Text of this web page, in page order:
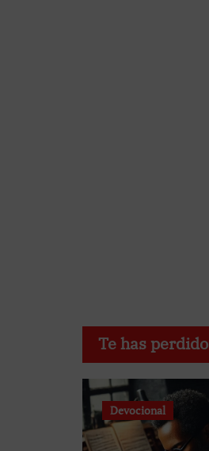
Te has perdido
Devocional